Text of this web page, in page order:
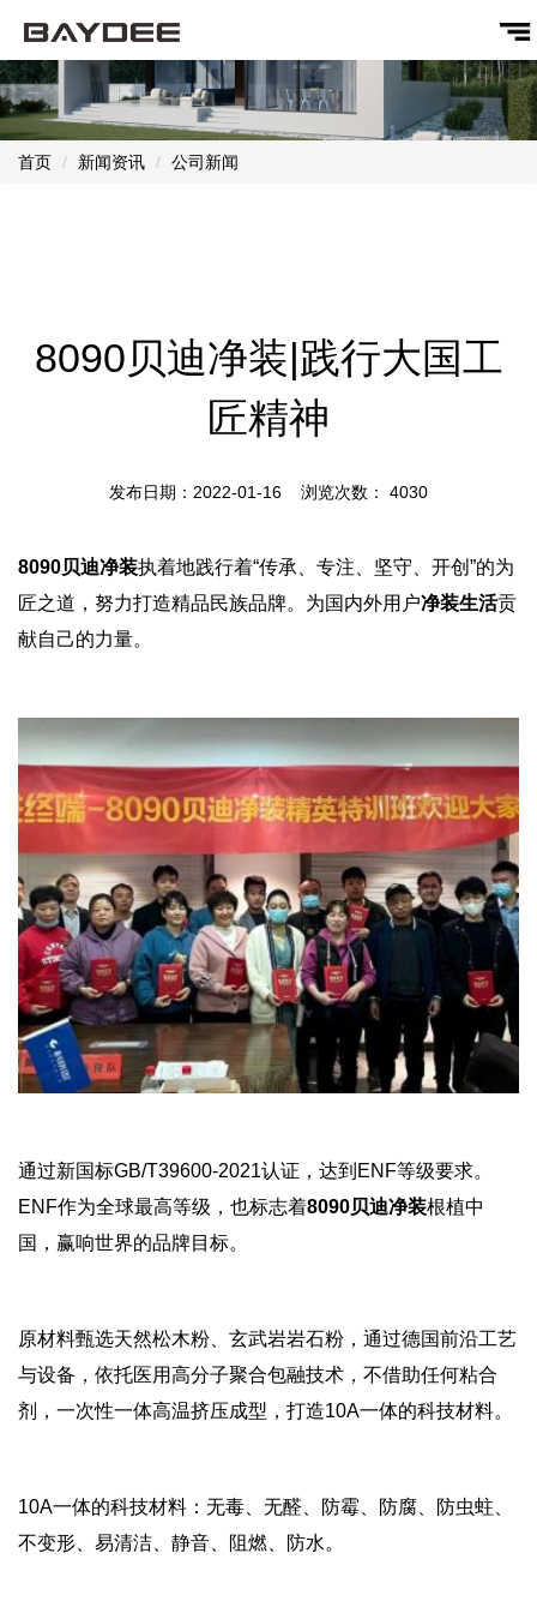
首页 新闻资讯 公司新闻
8090贝迪净装|践行大国工
匠精神
发布日期：2022-01-16 浏览次数： 4030
8090贝迪净装执着地践行着“传承、专注、坚守、开创”的为
匠之道，努力打造精品民族品牌。为国内外用户净装生活贡
献自己的力量。
通过新国标GB/T39600-2021认证，达到ENF等级要求。
ENF作为全球最高等级，也标志着8090贝迪净装根植中
国，赢响世界的品牌目标。
原材料甄选天然松木粉、玄武岩岩石粉，通过德国前沿工艺
与设备，依托医用高分子聚合包融技术，不借助任何粘合
剂，一次性一体高温挤压成型，打造10A一体的科技材料。
10A一体的科技材料：无毒、无醛、防霉、防腐、防虫蛀、
不变形、易清洁、静音、阻燃、防水。